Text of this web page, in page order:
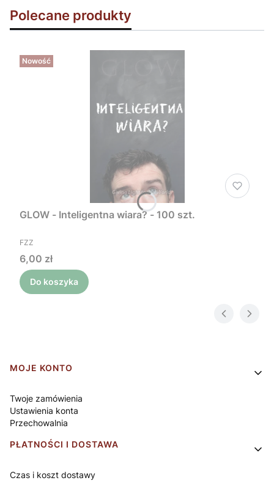
Polecane produkty
Nowość
GLOW - Inteligentna wiara? - 100 szt.
PRODUCENT
FZZ
Cena
6,00 zł
Do koszyka
Linki w stopce
MOJE KONTO
Twoje zamówienia
Ustawienia konta
Przechowalnia
PŁATNOŚCI I DOSTAWA
Czas i koszt dostawy